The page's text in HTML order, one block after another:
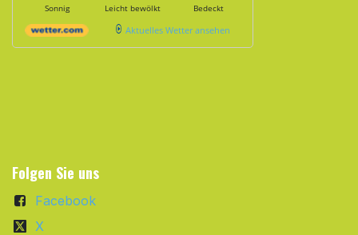
Sonnig
Leicht bewölkt
Bedeckt
Aktuelles Wetter ansehen
Folgen Sie uns
Facebook
X